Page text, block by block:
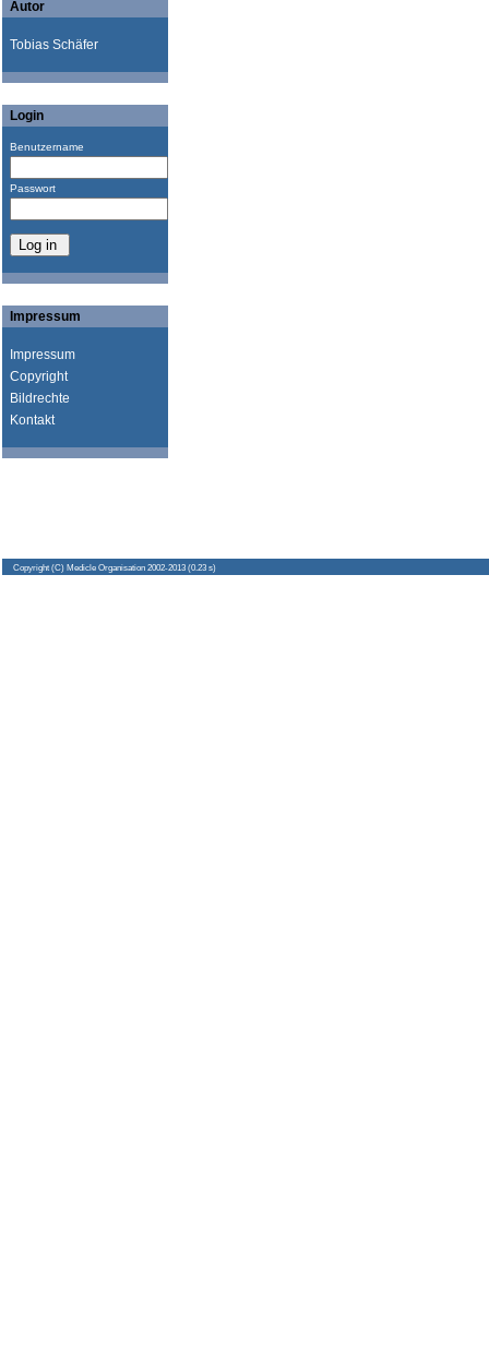
Autor
Tobias Schäfer
Login
Benutzername
Passwort
Impressum
Impressum
Copyright
Bildrechte
Kontakt
Copyright (C) Medicle Organisation 2002-2013 (0.23 s)